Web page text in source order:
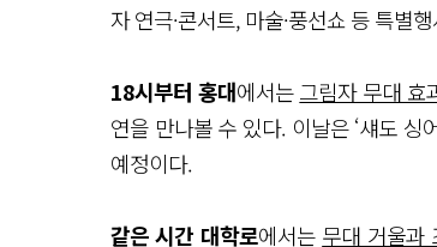
자 연극·콘서트, 마술·풍선쇼 등 특별
18시부터 홍대에서는그림자 무대 효
연을 만나볼 수 있다. 이날은 ‘섀도 싱
예정이다.
같은 시간 대학로에서는 무대 거울과